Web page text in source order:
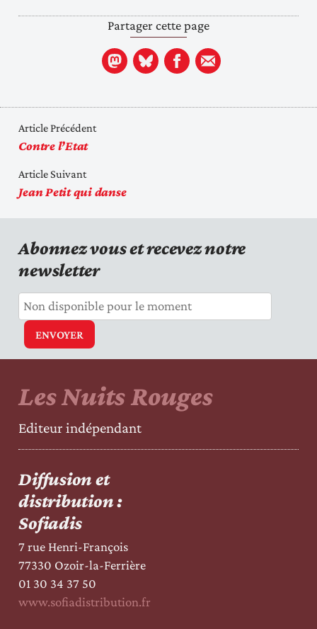
Partager cette page
Article Précédent
Contre l’Etat
Article Suivant
Jean Petit qui danse
Abonnez vous et recevez notre
newsletter
Les Nuits Rouges
Editeur indépendant
Diffusion et
distribution :
Sofiadis
7 rue Henri-François
77330 Ozoir-la-Ferrière
01 30 34 37 50
www.sofiadistribution.fr